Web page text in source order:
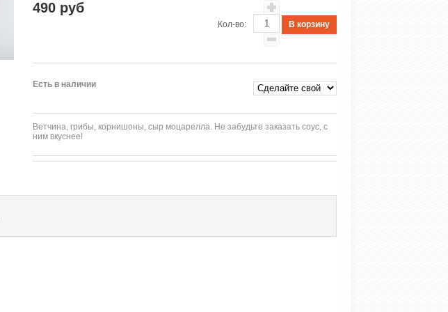
490 руб
Кол-во:
Есть в наличии
Ветчина, грибы, корнишоны, сыр моцарелла. Не забудьте заказать соус, с
ним вкуснее!